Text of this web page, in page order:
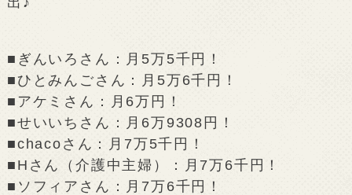
■ぎんいろさん：月5万5千円！
■ひとみんごさん：月5万6千円！
■アケミさん：月6万円！
■せいいちさん：月6万9308円！
■chacoさん：月7万5千円！
■Hさん（介護中主婦）：月7万6千円！
■ソフィアさん：月7万6千円！